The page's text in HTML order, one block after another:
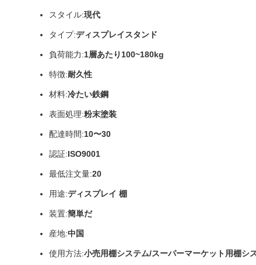
スタイル:現代
タイプ:ディスプレイスタンド
負荷能力:1層あたり100~180kg
特徴:耐久性
材料:冷たい鉄鋼
表面処理:粉末塗装
配達時間:10〜30
認証:ISO9001
最低注文量:20
用途:ディスプレイ 棚
装置:簡単だ
産地:中国
使用方法:小売用棚システム/スーパーマーケット用棚シ